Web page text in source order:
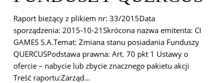
Raport bieżący z plikiem nr: 33/2015Data
sporządzenia: 2015-10-21Skrócona nazwa emitenta: CI
GAMES S.A.Temat: Zmiana stanu posiadania Funduszy
QUERCUSPodstawa prawna: Art. 70 pkt 1 Ustawy o
ofercie – nabycie lub zbycie znacznego pakietu akcji
Treść raportu:Zarząd…